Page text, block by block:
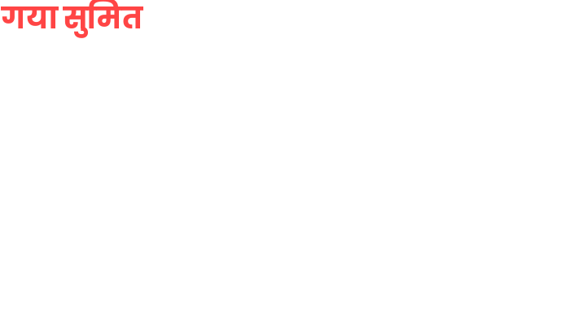
सुमित